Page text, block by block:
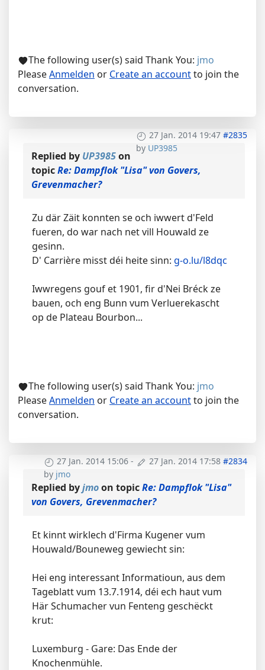
The following user(s) said Thank You: jmo
PleaseAnmelden or Create an accountto join the
conversation.
27 Jan. 2014 19:47 #2835
by UP3985
Replied by UP3985on
topicRe: Dampflok "Lisa" von Govers,
Grevenmacher?
Zu där Zäit konnten se och iwwert d'Feld
fueren, do war nach net vill Houwald ze
gesinn.
D' Carrière misst déi heite sinn: g-o.lu/l8dqc
Iwwregens gouf et 1901, fir d'Nei Bréck ze
bauen, och eng Bunn vum Verluerekascht
op de Plateau Bourbon...
The following user(s) said Thank You: jmo
PleaseAnmelden or Create an accountto join the
conversation.
27 Jan. 2014 15:06 - 27 Jan. 2014 17:58 #2834
by jmo
Replied byjmoon topicRe: Dampflok "Lisa"
von Govers, Grevenmacher?
Et kinnt wirklech d'Firma Kugener vum
Houwald/Bouneweg gewiecht sin:
Hei eng interessant Informatioun, aus dem
Tageblatt vum 13.7.1914, déi ech haut vum
Här Schumacher vun Fenteng geschëckt
krut:
Luxemburg - Gare: Das Ende der
Knochenmühle.